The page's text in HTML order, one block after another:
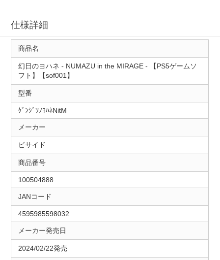
仕様詳細
商品名
幻日のヨハネ - NUMAZU in the MIRAGE - 【PS5ゲームソ
フト】【sof001】
型番
ｹﾞﾝｼﾞﾂﾉﾖﾊﾈNitM
メーカー
ビサイド
商品番号
100504888
JANコード
4595985598032
メーカー発売日
2024/02/22発売